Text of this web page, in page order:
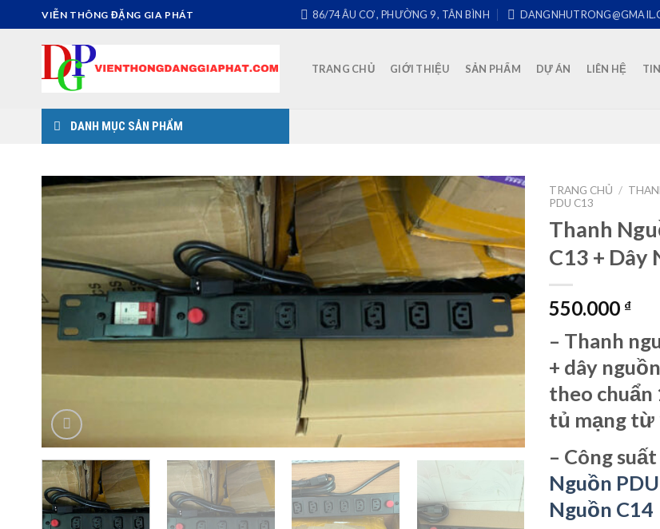
to
VIỄN THÔNG ĐẶNG GIA PHÁT 86/74 ÂU CƠ , PHƯỜNG 9 , TÂN BÌNH
TRANG CHỦ GIỚI THIỆU SẢN PHẨM DỰ ÁN LIÊN HỆ
DANH MỤC SẢN PHẨM
TRANG CHỦ /
PDU C13
Thanh
C13 + Dây
550.000 ₫
– Thanh
+ dây
theo chuẩn
tủ mạng từ
– Công
Nguồn
Nguồn C14